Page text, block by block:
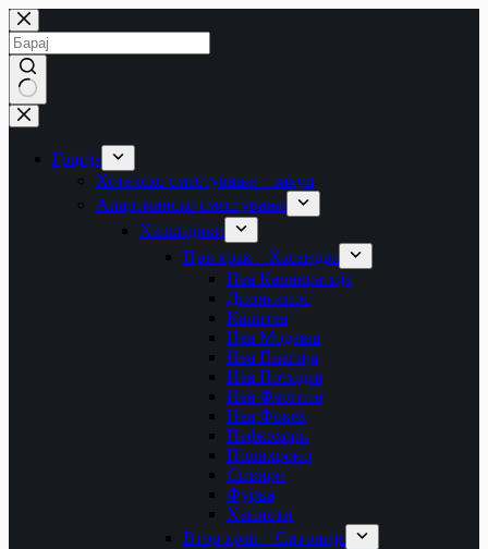
Skip
to
content
No
results
Грција
Хотелско сместување – закуп
Апартманско сместување
Халкидики
Прв крак – Касандра
Неа Каликратија
Дионисиос
Калитеа
Неа Модања
Неа Плагија
Неа Потидеа
Неа Флогита
Неа Фокеа
Пефкохори
Полихроно
Сивири
Фурка
Ханиоти
Втор крак – Ситонија